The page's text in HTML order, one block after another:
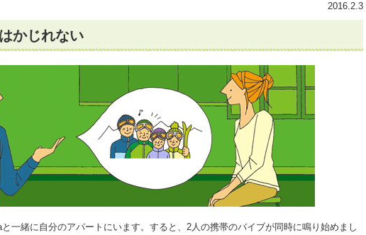
2016.2.3
かじれない
と一緒に自分のアパートにいます。すると、2人の携帯のバイブが同時に鳴り始めまし